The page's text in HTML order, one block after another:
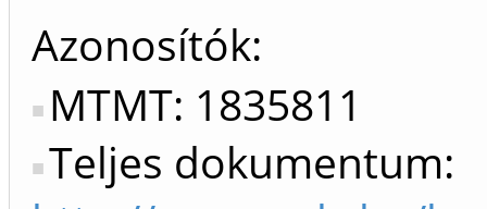
Azonosítók
MTMT: 1835811
Teljes dokumentum: